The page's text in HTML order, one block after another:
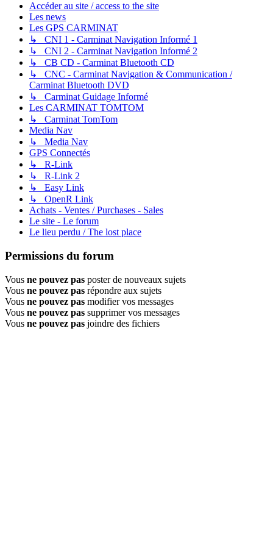
Accéder au site / access to the site
Les news
Les GPS CARMINAT
↳ CNI 1 - Carminat Navigation Informé 1
↳ CNI 2 - Carminat Navigation Informé 2
↳ CB CD - Carminat Bluetooth CD
↳ CNC - Carminat Navigation & Communication /
Carminat Bluetooth DVD
↳ Carminat Guidage Informé
Les CARMINAT TOMTOM
↳ Carminat TomTom
Media Nav
↳ Media Nav
GPS Connectés
↳ R-Link
↳ R-Link 2
↳ Easy Link
↳ OpenR Link
Achats - Ventes / Purchases - Sales
Le site - Le forum
Le lieu perdu / The lost place
Permissions du forum
Vous ne pouvez pas poster de nouveaux sujets
Vous ne pouvez pas répondre aux sujets
Vous ne pouvez pas modifier vos messages
Vous ne pouvez pas supprimer vos messages
Vous ne pouvez pas joindre des fichiers